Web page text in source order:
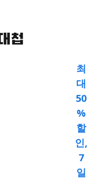
최
대
50
%
할
인,
7
일